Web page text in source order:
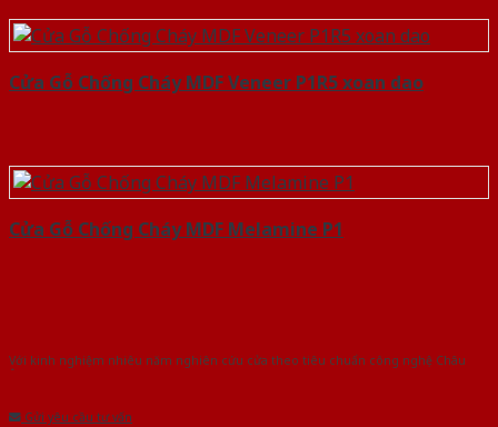
Cửa Gỗ Chống Cháy MDF Veneer P1R5 xoan dao
Cửa Gỗ Chống Cháy MDF Melamine P1
Với kinh nghiệm nhiêu năm nghiên cứu cửa theo tiêu chuẩn công nghệ Châu
Gửi yêu cầu tư vấn